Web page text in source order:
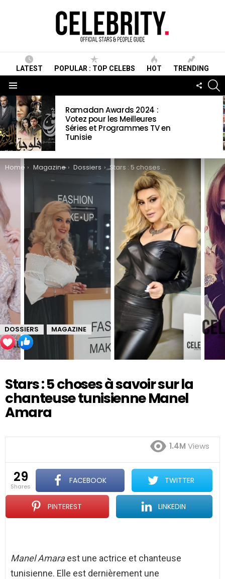
LATEST POPULAR : TOP CELEBS HOT TRENDING
LATEST
STORIES
Ramadan Awards 2024 :
Votez pour les Meilleures
Séries et Programmes TV en
Tunisie
You are here:
Home Magazine Dossiers Stars : 5 choses à savoir sur la chanteuse tunisienne Manel Amara
DOSSIERS MAGAZINE
Stars : 5 choses à savoir sur la
chanteuse tunisienne Manel
Amara
1.4M Views
29
shares
FACEBOOK TWITTER
PINTEREST LINKEDIN
Manel Amaraest une actrice et chanteuse
tunisienne. Elle est dernièrement une